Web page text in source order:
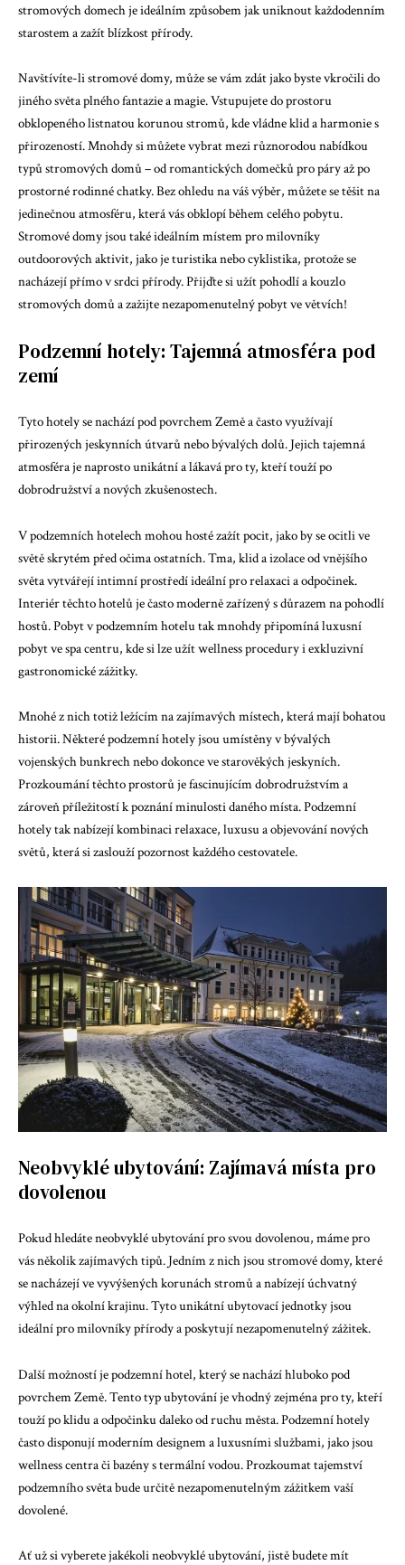
stromových domech je ideálním způsobem jak uniknout každodenním
starostem a zažít blízkost přírody.
Navštívíte-li stromové domy, může se vám zdát jako byste vkročili do
jiného světa plného fantazie a magie. Vstupujete do prostoru
obklopeného listnatou korunou stromů, kde vládne klid a harmonie s
přirozeností. Mnohdy si můžete vybrat mezi různorodou nabídkou
typů stromových domů – od romantických domečků pro páry až po
prostorné rodinné chatky. Bez ohledu na váš výběr, můžete se těšit na
jedinečnou atmosféru, která vás obklopí během celého pobytu.
Stromové domy jsou také ideálním místem pro milovníky
outdoorových aktivit, jako je turistika nebo cyklistika, protože se
nacházejí přímo v srdci přírody. Přijďte si užít pohodlí a kouzlo
stromových domů a zažijte nezapomenutelný pobyt ve větvích!
Podzemní hotely: Tajemná atmosféra pod
zemí
Tyto hotely se nachází pod povrchem Země a často využívají
přirozených jeskynních útvarů nebo bývalých dolů. Jejich tajemná
atmosféra je naprosto unikátní a lákavá pro ty, kteří touží po
dobrodružství a nových zkušenostech.
V podzemních hotelech mohou hosté zažít pocit, jako by se ocitli ve
světě skrytém před očima ostatních. Tma, klid a izolace od vnějšího
světa vytvářejí intimní prostředí ideální pro relaxaci a odpočinek.
Interiér těchto hotelů je často moderně zařízený s důrazem na pohodlí
hostů. Pobyt v podzemním hotelu tak mnohdy připomíná luxusní
pobyt ve spa centru, kde si lze užít wellness procedury i exkluzivní
gastronomické zážitky.
Mnohé z nich totiž ležícím na zajímavých místech, která mají bohatou
historii. Některé podzemní hotely jsou umístěny v bývalých
vojenských bunkrech nebo dokonce ve starověkých jeskyních.
Prozkoumání těchto prostorů je fascinujícím dobrodružstvím a
zároveň příležitostí k poznání minulosti daného místa. Podzemní
hotely tak nabízejí kombinaci relaxace, luxusu a objevování nových
světů, která si zaslouží pozornost každého cestovatele.
Neobvyklé ubytování: Zajímavá místa pro
dovolenou
Pokud hledáte neobvyklé ubytování pro svou dovolenou, máme pro
vás několik zajímavých tipů. Jedním z nich jsou stromové domy, které
se nacházejí ve vyvýšených korunách stromů a nabízejí úchvatný
výhled na okolní krajinu. Tyto unikátní ubytovací jednotky jsou
ideální pro milovníky přírody a poskytují nezapomenutelný zážitek.
Další možností je podzemní hotel, který se nachází hluboko pod
povrchem Země. Tento typ ubytování je vhodný zejména pro ty, kteří
touží po klidu a odpočinku daleko od ruchu města. Podzemní hotely
často disponují moderním designem a luxusními službami, jako jsou
wellness centra či bazény s termální vodou. Prozkoumat tajemství
podzemního světa bude určitě nezapomenutelným zážitkem vaší
dovolené.
Ať už si vyberete jakékoli neobvyklé ubytování, jistě budete mít